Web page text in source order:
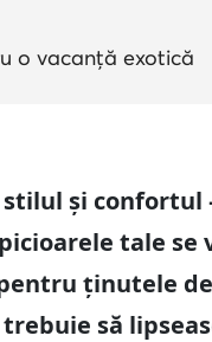
o vacanță exotică
și confortul
tale se
ținutele
să